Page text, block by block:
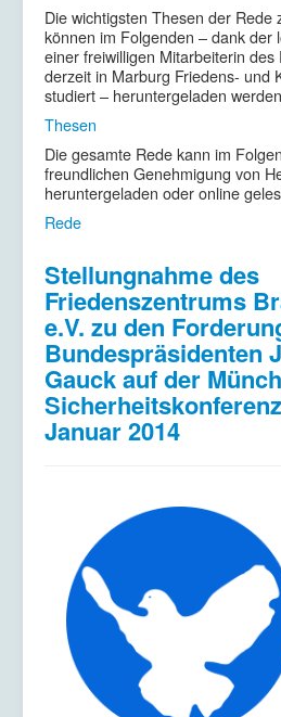
Die wichtigsten Thesen der Rede
können im Folgenden – dank der
einer freiwilligen Mitarbeiterin
derzeit in Marburg Friedens- und
studiert – heruntergeladen
Thesen
Die gesamte Rede kann im
freundlichen Genehmigung von
heruntergeladen oder online
Rede
Stellungnahme des
Friedenszentrums
e.V. zu den
Bundespräsidenten
Gauck auf der
Januar 2014